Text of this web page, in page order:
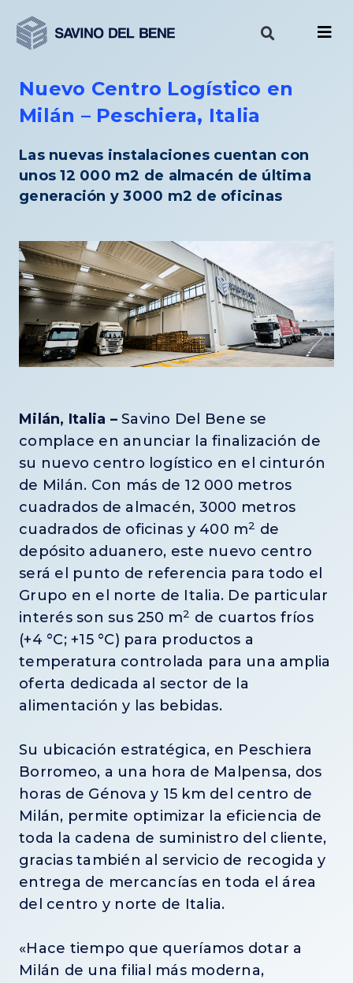
contenido
Nuevo Centro Logístico en
Milán – Peschiera, Italia
Las nuevas instalaciones cuentan con
unos 12 000 m2 de almacén de última
generación y 3000 m2 de oficinas
Milán, Italia – Savino Del Bene se
complace en anunciar la finalización de
su nuevo centro logístico en el cinturón
de Milán. Con más de 12 000 metros
cuadrados de almacén, 3000 metros
cuadrados de oficinas y 400 m2 de
depósito aduanero, este nuevo centro
será el punto de referencia para todo el
Grupo en el norte de Italia. De particular
interés son sus 250 m2 de cuartos fríos
(+4 °C; +15 °C) para productos a
temperatura controlada para una amplia
oferta dedicada al sector de la
alimentación y las bebidas.
Su ubicación estratégica, en Peschiera
Borromeo, a una hora de Malpensa, dos
horas de Génova y 15 km del centro de
Milán, permite optimizar la eficiencia de
toda la cadena de suministro del cliente,
gracias también al servicio de recogida y
entrega de mercancías en toda el área
del centro y norte de Italia.
«Hace tiempo que queríamos dotar a
Milán de una filial más moderna,